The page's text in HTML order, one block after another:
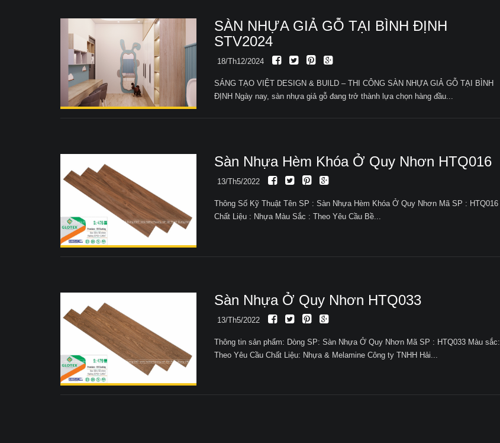
SÀN NHỰA GIẢ GỖ TẠI BÌNH ĐỊNH
STV2024
18/Th12/2024
SÁNG TẠO VIỆT DESIGN & BUILD – THI CÔNG SÀN NHỰA GIẢ GỖ TẠI BÌNH
ĐỊNH Ngày nay, sàn nhựa giả gỗ đang trở thành lựa chọn hàng đầu...
Sàn Nhựa Hèm Khóa Ở Quy Nhơn HTQ016
13/Th5/2022
Thông Số Kỹ Thuật Tên SP : Sàn Nhựa Hèm Khóa Ở Quy Nhơn Mã SP : HTQ016
Chất Liệu : Nhựa Màu Sắc : Theo Yêu Cầu Bề...
Sàn Nhựa Ở Quy Nhơn HTQ033
13/Th5/2022
Thông tin sản phẩm: Dòng SP: Sàn Nhựa Ở Quy Nhơn Mã SP : HTQ033 Màu sắc:
Theo Yêu Cầu Chất Liệu: Nhựa & Melamine Công ty TNHH Hải...